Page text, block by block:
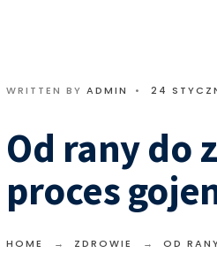
WRITTEN BY ADMIN • 24
Od rany do
proces
HOME ZDROWIE OD